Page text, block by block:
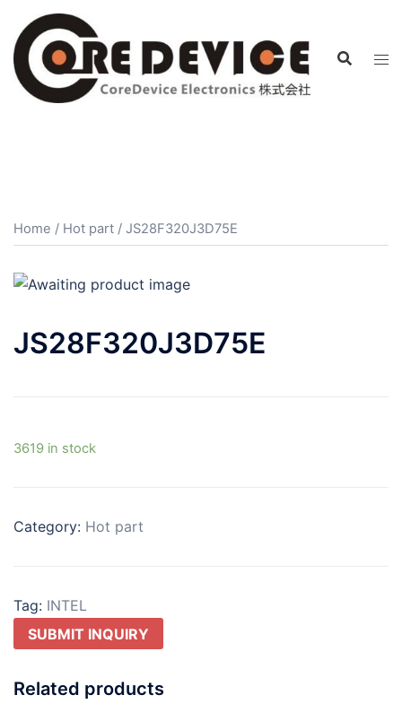
Home / Hot part / JS28F320J3D75E
JS28F320J3D75E
3619 in stock
Category: Hot part
Tag: INTEL
SUBMIT INQUIRY
Related products